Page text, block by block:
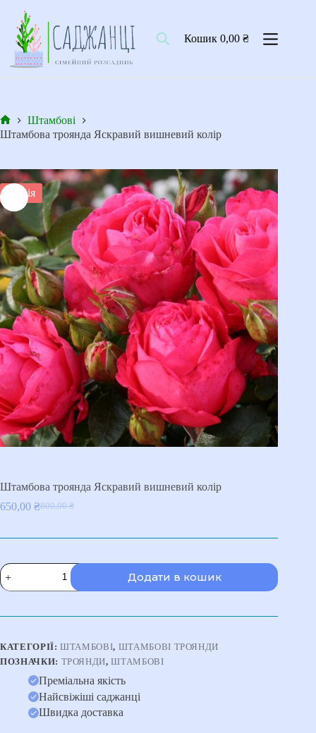
вмісту
Кошик0,00₴
Головна
Штамбові
Штамбова троянда Яскравий вишневий колір
Акція
Штамбова троянда Яскравий вишневий колір
800,00₴
Оригінальна
800,00 ₴.
650,00 ₴Поточна
650,00 ₴.
Штамбова
троянда
Яскравий
колір
Додати в кошик
КАТЕГОРІЇ:ШТАМБОВІ, ШТАМБОВІ ТРОЯНДИ
ПОЗНАЧКИ: ТРОЯНДИ,ШТАМБОВІ
Преміальна якість
Найсвіжіші саджанці
Швидка доставка